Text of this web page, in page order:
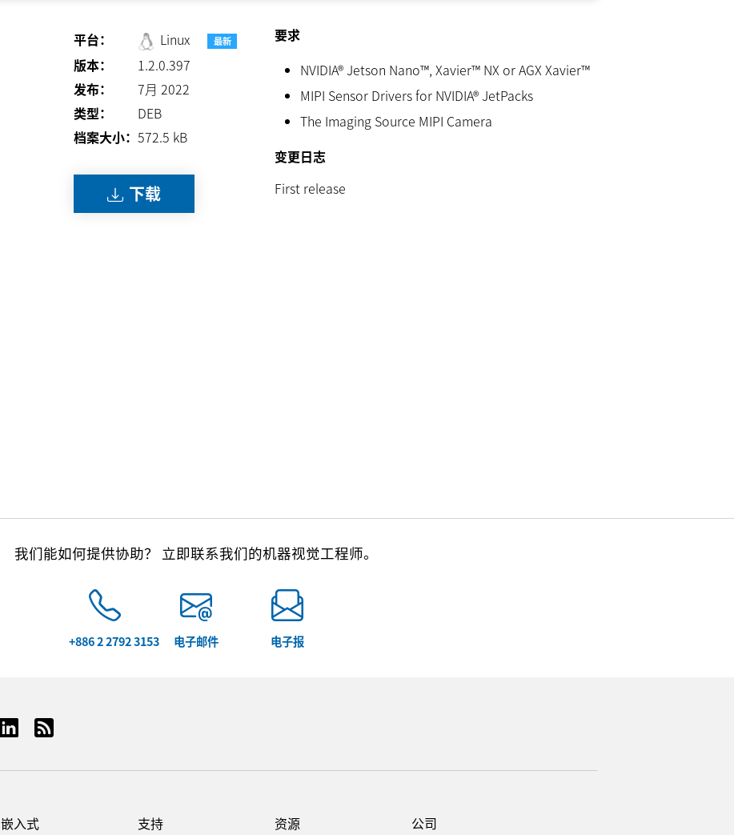
平台： Linux 最新
版本：
1.2.0.397
发布：
7月 2022
类型：
DEB
档案大小： 572.5 kB
下载
要求
NVIDIA® Jetson Nano™, Xavier™ NX or AGX Xavier™
MIPI Sensor Drivers for NVIDIA® JetPacks
The Imaging Source MIPI Camera
变更日志
First release
我们能如何提供协助？ 立即联系我们的机器视觉工程师。
+886 2 2792 3153 电子邮件 电子报
嵌入式 支持 资源 公司